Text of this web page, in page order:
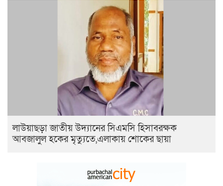
লাউয়াছড়া জাতীয় উদ্যানের সিএমসি হিসাবরক্ষক
আবজালুল হকের মৃত্যুতে,এলাকায় শোকের ছায়া